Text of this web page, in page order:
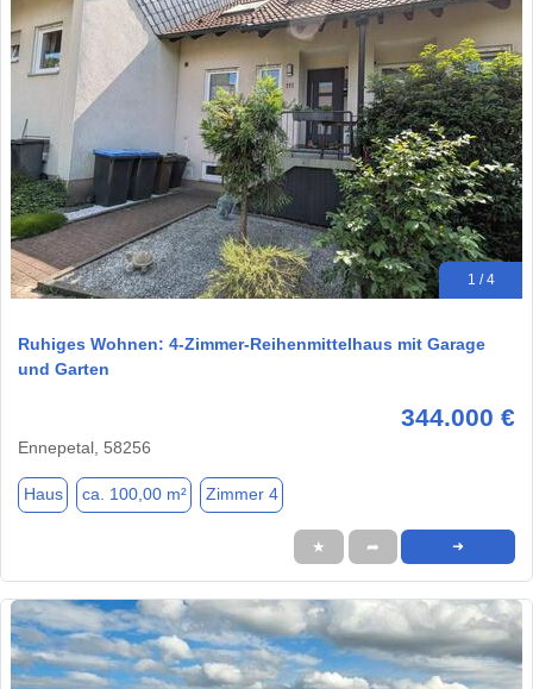
1 / 4
Ruhiges Wohnen: 4-Zimmer-Reihenmittelhaus mit Garage
und Garten
344.000 €
Ennepetal, 58256
Haus ca. 100,00 m² Zimmer 4
★ ➦ ➜